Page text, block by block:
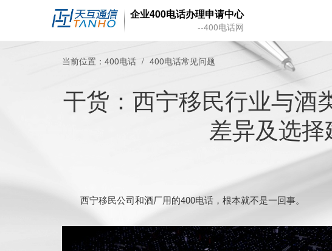
企业400电话办理申请中心
--400电话网
当前位置： 400电话 400电话常见问题
干货：西宁移民行业与酒
差异及选
西宁移民公司和酒厂用的400电话，根本就不是一回事。